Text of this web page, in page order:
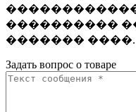
����������
������� ����.
Задать вопрос о товаре